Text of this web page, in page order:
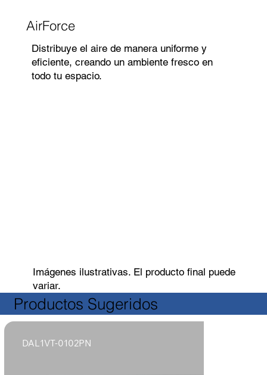
AirForce
Distribuye el aire de manera uniforme y
eficiente, creando un ambiente fresco en
todo tu espacio.
Imágenes ilustrativas. El producto final puede
variar.
Productos Sugeridos
DAL1VT-0102PN